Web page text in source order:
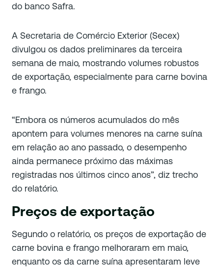
do banco Safra.
A Secretaria de Comércio Exterior (Secex)
divulgou os dados preliminares da terceira
semana de maio, mostrando volumes robustos
de exportação, especialmente para carne bovina
e frango.
“Embora os números acumulados do mês
apontem para volumes menores na carne suína
em relação ao ano passado, o desempenho
ainda permanece próximo das máximas
registradas nos últimos cinco anos”, diz trecho
do relatório.
Preços de exportação
Segundo o relatório, os preços de exportação de
carne bovina e frango melhoraram em maio,
enquanto os da carne suína apresentaram leve